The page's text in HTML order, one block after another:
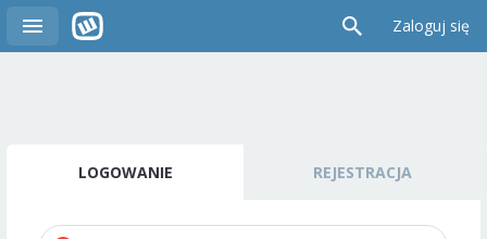
Zaloguj się
LOGOWANIE REJESTRACJA